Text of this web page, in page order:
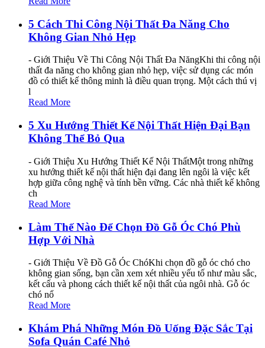
5 Cách Thi Công Nội Thất Đa Năng Cho
Không Gian Nhỏ Hẹp
- Giới Thiệu Về Thi Công Nội Thất Đa NăngKhi thi công nội
thất đa năng cho không gian nhỏ hẹp, việc sử dụng các món
đồ có thiết kế thông minh là điều quan trọng. Một cách thú vị
l
Read More
5 Xu Hướng Thiết Kế Nội Thất Hiện Đại Bạn
Không Thể Bỏ Qua
- Giới Thiệu Xu Hướng Thiết Kế Nội ThấtMột trong những
xu hướng thiết kế nội thất hiện đại đang lên ngôi là việc kết
hợp giữa công nghệ và tính bền vững. Các nhà thiết kế không
ch
Read More
Làm Thế Nào Để Chọn Đồ Gỗ Óc Chó Phù
Hợp Với Nhà
- Giới Thiệu Về Đồ Gỗ Óc ChóKhi chọn đồ gỗ óc chó cho
không gian sống, bạn cần xem xét nhiều yếu tố như màu sắc,
kết cấu và phong cách thiết kế nội thất của ngôi nhà. Gỗ óc
chó nổ
Read More
Khám Phá Những Món Đồ Uống Đặc Sắc Tại
Sofa Quán Café Nhỏ